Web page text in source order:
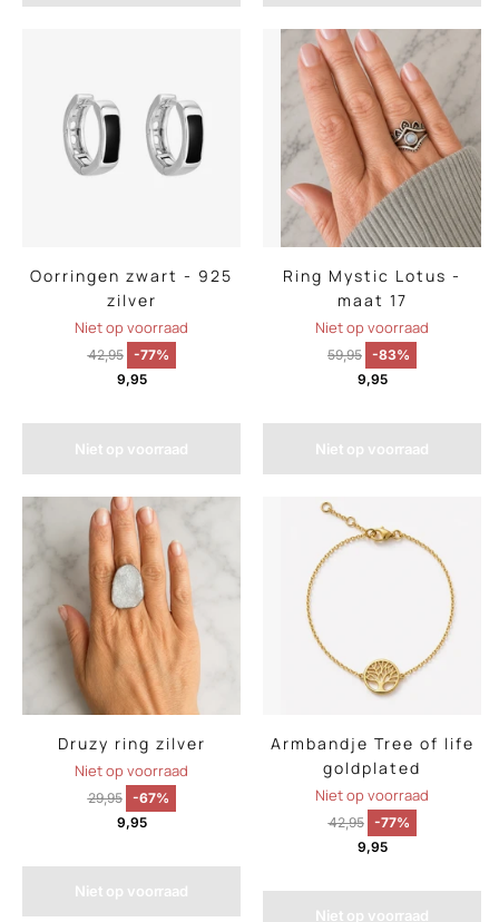
Oorringen zwart - 925
zilver
Niet op voorraad
42,95
-77%
9,95
Niet op voorraad
Ring Mystic Lotus -
maat 17
Niet op voorraad
59,95 -83%
9,95
Niet op voorraad
Druzy ring zilver
Niet op voorraad
29,95
-67%
9,95
Niet op voorraad
Armbandje Tree of life
goldplated
Niet op voorraad
42,95
-77%
9,95
Niet op voorraad